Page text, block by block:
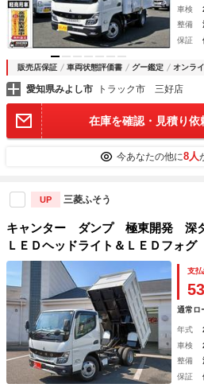
車検
整備
保証
販売店保証 車両状態評価書 グー鑑定 オンラ
愛知県みよし市 トラック市 三好店
在庫を確認・見積り依
今あなたの他に8人
UP 三菱ふそう
キャンター ダンプ 極東開発
ＬＥＤヘッドライト＆ＬＥＤフォ
本 荷台寸 長３０５ｃｍ 幅１５
上高８１ｃｍリヤＷタイヤ 車両総
支
通常ロ
年式
車検
整備
保証